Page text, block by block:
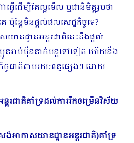
ដើម្បីតែល្អមើល ឬជានិមិត្តរូបថា
ប៉ុន្តែមិនផ្តល់ផលសេដ្ឋ​កិច្ចទេ?
នដ្ឋានអន្តរជាតិនេះនឹងផ្តល់
អូនរាប់ម៉ឺននាក់បន្តទៅទៀត ហើយនឹង
ជាតិតាមរយៈពន្ធផ្សេងៗ ដោយ
តរជាតិគាំទ្រដល់ការរីកចម្រើនវិស័យ
ាកាសយានដ្ឋានអន្តរជាតិ)គាំទ្រ